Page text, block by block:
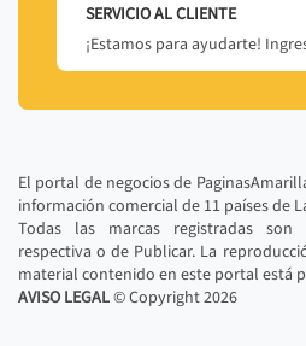
SERVICIO AL CLIENTE
¡Estamos para ayudarte!
El portal de negocios de
información comercial de 11 países de
Todas las marcas registradas
respectiva o de Publicar. La
material contenido en este portal está
AVISO LEGAL© Copyright2026